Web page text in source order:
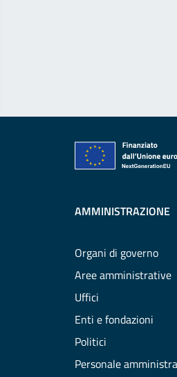
AMMINISTRAZIONE
Organi di governo
Aree amministrative
Uffici
Enti e fondazioni
Politici
Personale